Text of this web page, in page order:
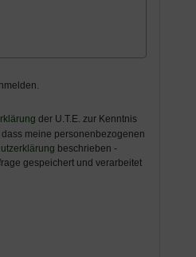
der U.T.E. zur Kenntnis
meine personenbezogenen
beschrieben -
gespeichert und verarbeitet